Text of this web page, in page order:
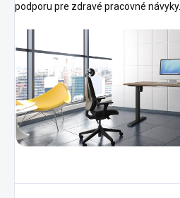
podporu pre zdravé pracovné návyky.